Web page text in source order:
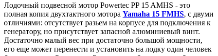
Лодочный подвесной мотор Powertec PP 15 AMHS - это
полная копия двухтактного мотора Yamaha 15 FMHS, с двуми
отличиями: отсутствует разьем на корпусе для подключения к
генератору, но присутствует запасной алюминиевый винт.
Достаточно малый веc при достаточно большой мощности,
его еще может перенести и установить на лодку один человек